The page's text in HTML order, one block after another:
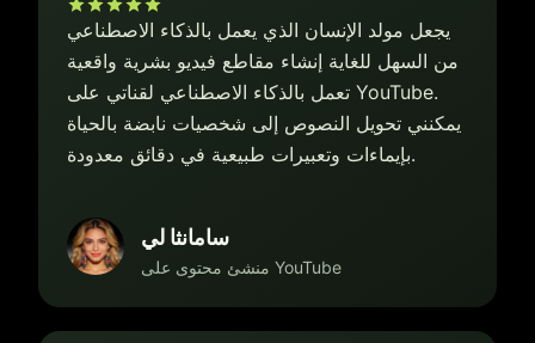
يجعل مولد الإنسان الذي يعمل بالذكاء الاصطناعي
من السهل للغاية إنشاء مقاطع فيديو بشرية واقعية
تعمل بالذكاء الاصطناعي لقناتي على YouTube.
يمكنني تحويل النصوص إلى شخصيات نابضة بالحياة
بإيماءات وتعبيرات طبيعية في دقائق معدودة.
سامانثا لي
منشئ محتوى على YouTube